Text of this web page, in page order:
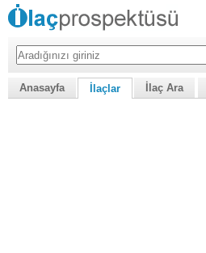
Anasayfa İlaçlar İlaç Ara